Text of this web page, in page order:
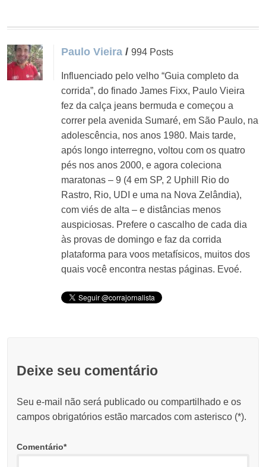
Paulo Vieira /994 Posts
Influenciado pelo velho “Guia completo da
corrida”, do finado James Fixx, Paulo Vieira
fez da calça jeans bermuda e começou a
correr pela avenida Sumaré, em São Paulo, na
adolescência, nos anos 1980. Mais tarde,
após longo interregno, voltou com os quatro
pés nos anos 2000, e agora coleciona
maratonas – 9 (4 em SP, 2 Uphill Rio do
Rastro, Rio, UDI e uma na Nova Zelândia),
com viés de alta – e distâncias menos
auspiciosas. Prefere o cascalho de cada dia
às provas de domingo e faz da corrida
plataforma para voos metafísicos, muitos dos
quais você encontra nestas páginas. Evoé.
Deixe seu comentário
Seu e-mail não será publicado ou compartilhado e os
campos obrigatórios estão marcados com asterisco (*).
Comentário*